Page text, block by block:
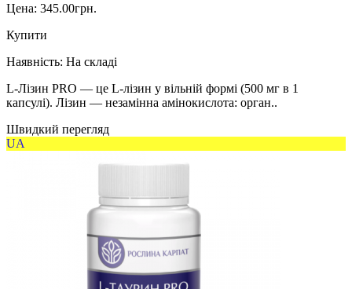
Цена: 345.00грн.
Купити
Наявність: На складі
L-Лізин PRO — це L-лізин у вільній формі (500 мг в 1
капсулі). Лізин — незамінна амінокислота: орган..
Швидкий перегляд
UA